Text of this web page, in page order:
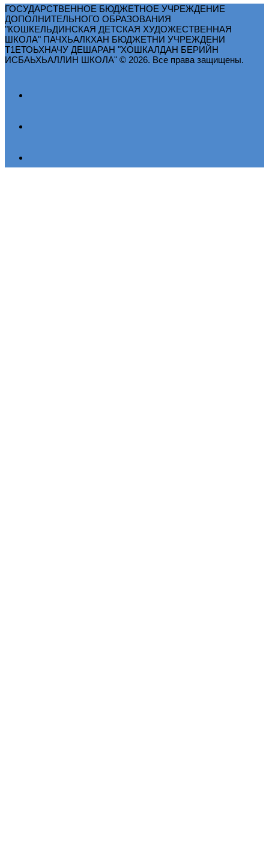
ГОСУДАРСТВЕННОЕ БЮДЖЕТНОЕ УЧРЕЖДЕНИЕ
ДОПОЛНИТЕЛЬНОГО ОБРАЗОВАНИЯ
"КОШКЕЛЬДИНСКАЯ ДЕТСКАЯ ХУДОЖЕСТВЕННАЯ
ШКОЛА" ПАЧХЬАЛКХАН БЮДЖЕТНИ УЧРЕЖДЕНИ
Т1ЕТОЬХНАЧУ ДЕШАРАН "ХОШКАЛДАН БЕРИЙН
ИСБАЬХЬАЛЛИН ШКОЛА" © 2026. Все права защищены.